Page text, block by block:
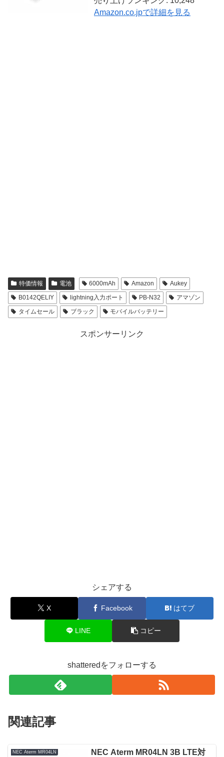
Amazon.co.jpで詳細を見る
特価情報 電池 6000mAh Amazon
Aukey
B0142QELIY
lightning入力ポート PB-N32
アマゾン
タイムセール
ブラック モバイルバッテリー
スポンサーリンク
シェアする
X Facebook はてブ
LINE コピー
shatteredをフォローする
関連記事
NEC Aterm MR04LN
NEC Aterm MR04LN 3B LTE対